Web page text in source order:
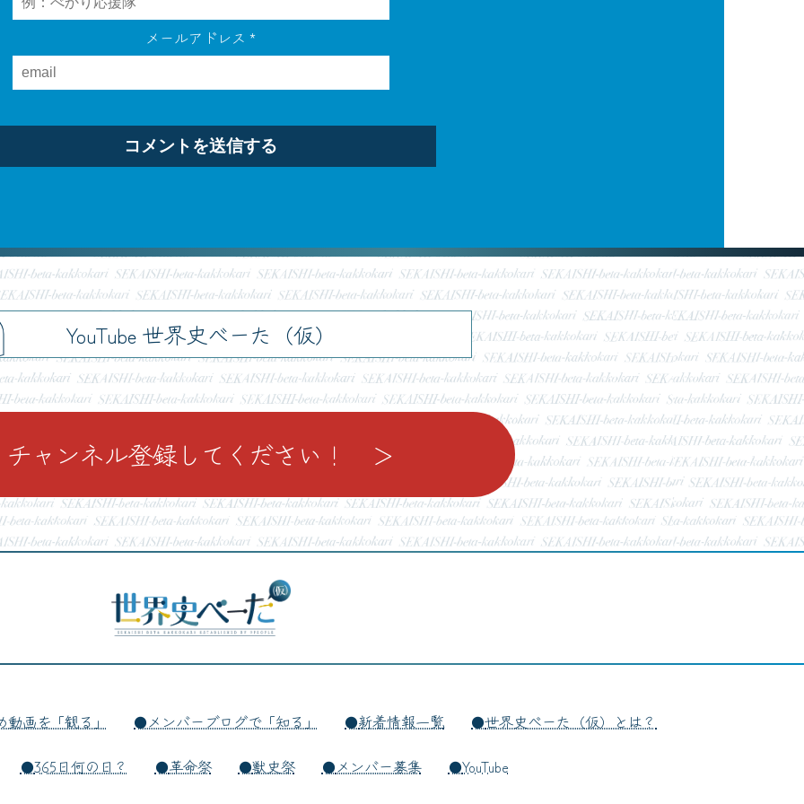
メールアドレス*
YouTube 世界史べーた（仮）
チャンネル登録してください！ ＞
画を「観る」 メンバーブログで「知る」 新着情報一覧 世界史べーた（仮）とは？
365日何の日？ 革命祭 獣史祭 メンバー募集 YouTube